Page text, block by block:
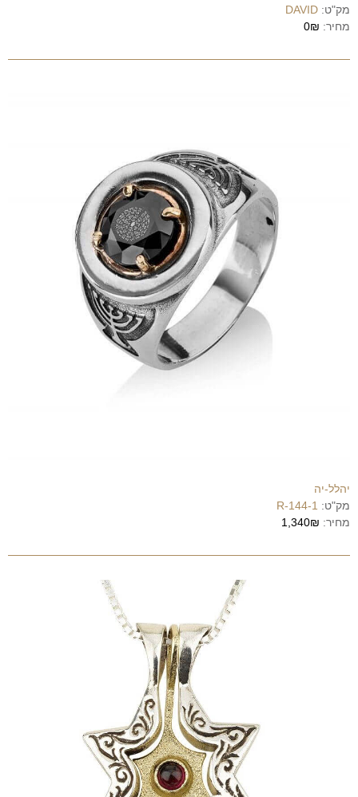
מק"ט: DAVID
מחיר: 0₪
יהלל-יה
מק"ט: R-144-1
מחיר: 1,340₪